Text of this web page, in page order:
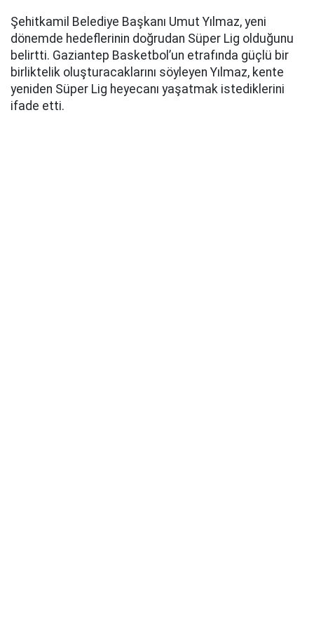
Şehitkamil Belediye Başkanı Umut Yılmaz, yeni
dönemde hedeflerinin doğrudan Süper Lig olduğunu
belirtti. Gaziantep Basketbol’un etrafında güçlü bir
birliktelik oluşturacaklarını söyleyen Yılmaz, kente
yeniden Süper Lig heyecanı yaşatmak istediklerini
ifade etti.